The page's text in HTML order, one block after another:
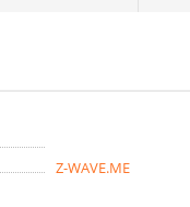
Z-WAVE.ME